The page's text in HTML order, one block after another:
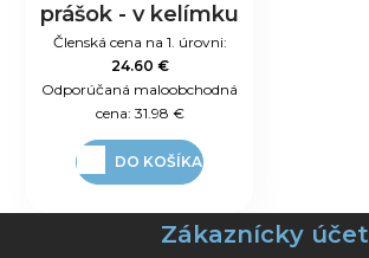
prášok - v kelímku
Členská cena na 1. úrovni:
24.60 €
Odporúčaná maloobchodná
cena: 31.98 €
DO KOŠÍKA
Zákaznícky účet